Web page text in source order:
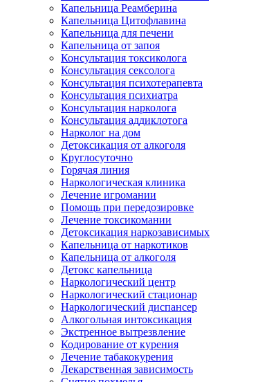
Капельница Реамберина
Капельница Цитофлавина
Капельница для печени
Капельница от запоя
Консультация токсиколога
Консультация сексолога
Консультация психотерапевта
Консультация психиатра
Консультация нарколога
Консультация аддиклотога
Нарколог на дом
Детоксикация от алкоголя
Круглосуточно
Горячая линия
Наркологическая клиника
Лечение игромании
Помощь при передозировке
Лечение токсикомании
Детоксикация наркозависимых
Капельница от наркотиков
Капельница от алкоголя
Детокс капельница
Наркологический центр
Наркологический стационар
Наркологический диспансер
Алкогольная интоксикация
Экстренное вытрезвление
Кодирование от курения
Лечение табакокурения
Лекарственная зависимость